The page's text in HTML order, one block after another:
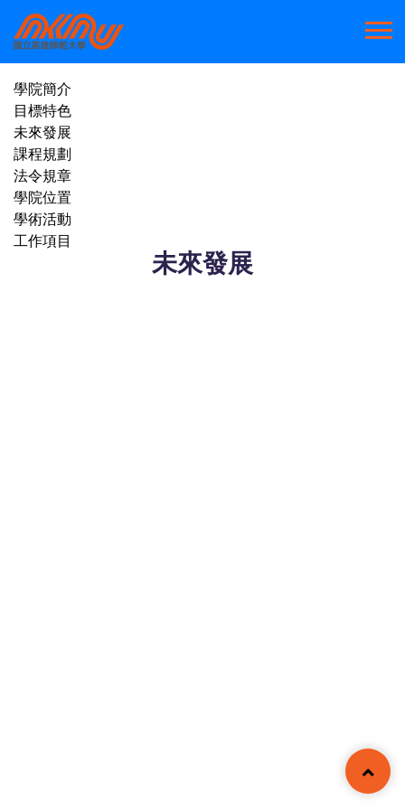
學院簡介
目標特色
未來發展
課程規劃
法令規章
學院位置
學術活動
工作項目
未來發展